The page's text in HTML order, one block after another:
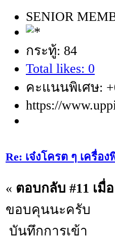
SENIOR
กระทู้: 84
Total likes: 0
คะแนนพิเศษ:
https://
Re: เจ๋งโครต ๆ เครื่
« ตอบกลับ #11 เมื่
ขอบคุนนะครับ
บันทึกการเข้า